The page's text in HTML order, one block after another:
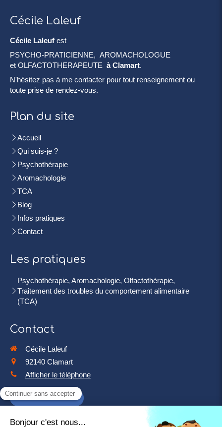
Cécile Laleuf
Cécile Laleuf est
PSYCHO-PRATICIENNE, AROMACHOLOGUE
et OLFACTOTHERAPEUTE à Clamart.
N'hésitez pas à me contacter pour tout renseignement ou
toute prise de rendez-vous.
Plan du site
Accueil
Qui suis-je ?
Psychothérapie
Aromachologie
TCA
Blog
Infos pratiques
Contact
Les pratiques
Psychothérapie, Aromachologie, Olfactothérapie,
Traitement des troubles du comportement alimentaire
(TCA)
Contact
Cécile Laleuf
92140 Clamart
Afficher le téléphone
Prendre rendez-vous